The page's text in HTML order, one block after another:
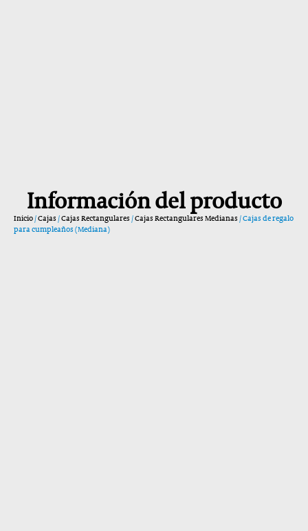
Información del producto
Inicio/Cajas /Cajas Rectangulares /Cajas Rectangulares Medianas / Cajas de regalo
para cumpleaños (Mediana)